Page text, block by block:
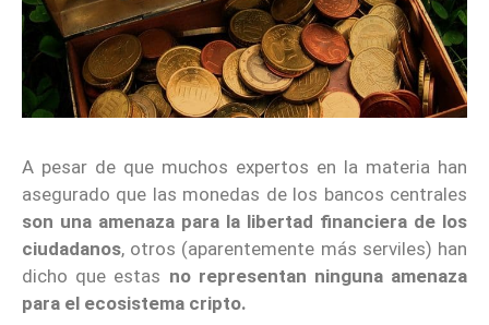
A pesar de que muchos expertos en la materia han
asegurado que las monedas de los bancos centrales
son una amenaza para la libertad financiera de los
ciudadanos, otros (aparentemente más serviles) han
dicho que estas no representan ninguna amenaza
para el ecosistema cripto.